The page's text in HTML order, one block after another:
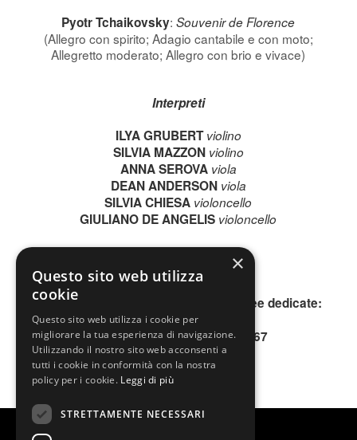
Pyotr Tchaikovsky:Souvenir de Florence
(Allegro con spirito; Adagio cantabile e con moto;
Allegretto moderato; Allegro con brio e vivace)
Interpreti
ILYA GRUBERT violino
SILVIA MAZZON violino
ANNA SEROVA viola
DEAN ANDERSON viola
SILVIA CHIESA violoncello
GIULIANO DE ANGELIS violoncello
SCOPRI GLI INTERPRETI
Per informazioni, contattare le due linee dedicate:
INFOLINE 0200640802
SMS o WhatsApp 345.3677167
×
Questo sito web utilizza
cookie
Questo sito web utilizza i cookie per
migliorare la tua esperienza di navigazione.
Utilizzando il nostro sito web acconsenti a
tutti i cookie in conformità con la nostra
policy per i cookie. Leggi di più
STRETTAMENTE NECESSARI